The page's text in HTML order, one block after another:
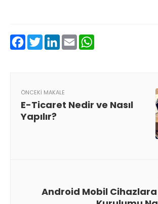
Facebook
Twitter
LinkedIn
Email
ÖNCEKI MAKALE
E-Ticaret Nedir ve Nasıl
Yapılır?
Android Mobil Cihazlara